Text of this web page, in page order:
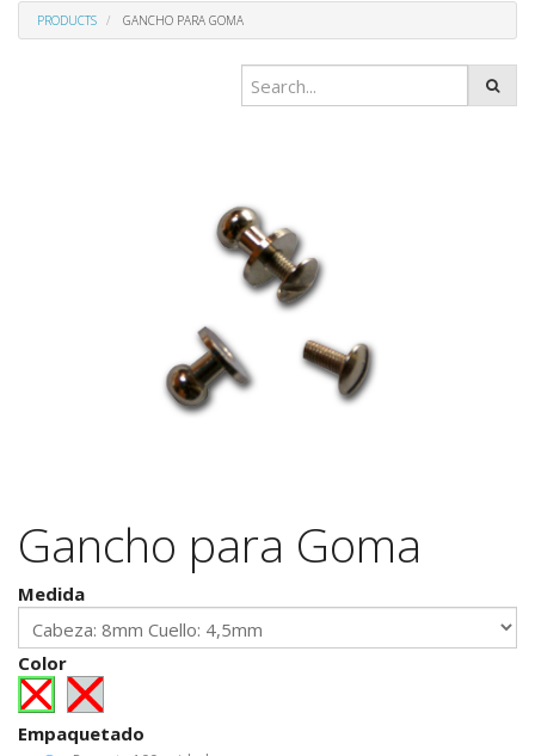
PRODUCTS GANCHO PARA GOMA
Gancho para Goma
Medida
Color
Empaquetado